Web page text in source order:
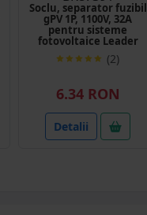
Soclu, separator fuzibil
gPV 1P, 1100V, 32A
pentru sisteme
fotovoltaice Leader
(2)
6.34 RON
Detalii